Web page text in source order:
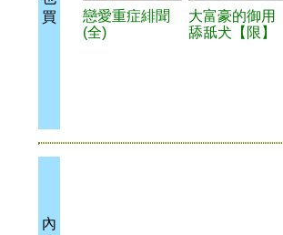
買
戀愛重症緋聞
(全)
大富豪的御用
舔舐犬【限】
內